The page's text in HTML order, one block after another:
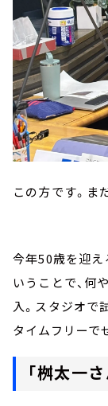
この方です。ま
今年50歳を迎え
いうことで、何
入。スタジオで
タイムフリーで
「桝太一